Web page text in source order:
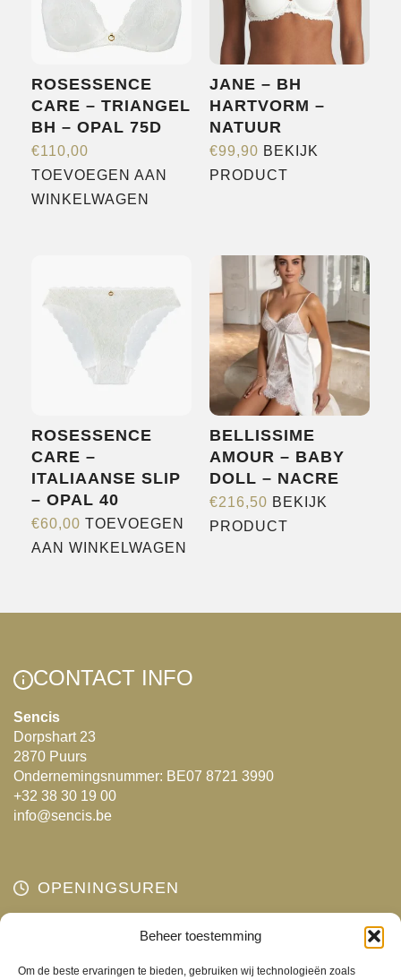
Beheer toestemming
Om de beste ervaringen te bieden, gebruiken wij technologieën zoals
ROSESSENCE
CARE – TRIANGEL
BH – OPAL 75D
€110,00
TOEVOEGEN AAN
WINKELWAGEN
JANE – BH
HARTVORM –
NATUUR
€99,90 BEKIJK
PRODUCT
variaties.
Deze
optie
kan
gekozen
worden
op
de
productpagina
ROSESSENCE
CARE –
ITALIAANSE SLIP
– OPAL 40
€60,00 TOEVOEGEN
AAN WINKELWAGEN
BELLISSIME
AMOUR – BABY
DOLL – NACRE
€216,50 BEKIJK
PRODUCT
CONTACT INFO
Sencis
Dorpshart 23
2870 Puurs
Ondernemingsnummer: BE07 8721 3990
+32 38 30 19 00
info@sencis.be
OPENINGSUREN
Gesloten